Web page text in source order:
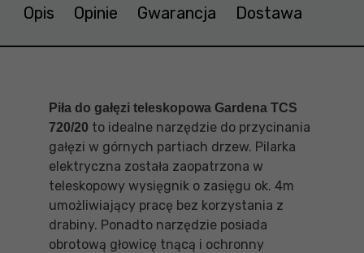
Opis Opinie Gwarancja Dostawa
Piła do gałęzi teleskopowa Gardena TCS
720/20 to idealne narzędzie do przycinania
gałęzi w górnych partiach drzew. Pilarka
elektryczna została zaopatrzona w
teleskopowy wysięgnik o zasięgu ok. 4m
umożliwiający pracę bez korzystania z
drabiny. Ponadto narzędzie posiada
obrotową głowicę tnącą i ochronny